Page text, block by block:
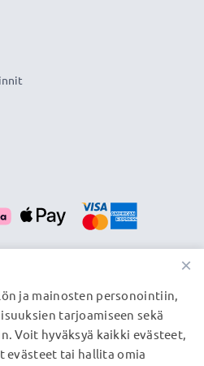
×
ja mainosten personointiin,
tarjoamiseen sekä
Voit hyväksyä kaikki evästeet,
evästeet tai hallita omia